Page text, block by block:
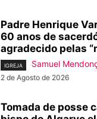
Padre Henrique
60 anos de
agradecido pelas
IGREJA Samuel
2 de Agosto de 2026
Tomada de posse